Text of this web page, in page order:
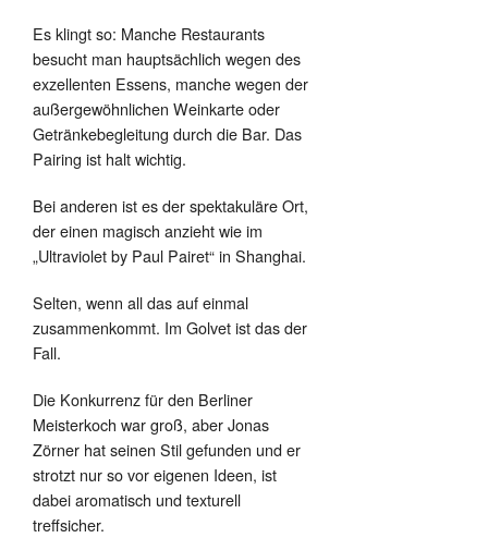
Es klingt so: Manche Restaurants
besucht man hauptsächlich wegen des
exzellenten Essens, manche wegen der
außergewöhnlichen Weinkarte oder
Getränkebegleitung durch die Bar. Das
Pairing ist halt wichtig.
Bei anderen ist es der spektakuläre Ort,
der einen magisch anzieht wie im
„Ultraviolet by Paul Pairet“ in Shanghai.
Selten, wenn all das auf einmal
zusammenkommt. Im Golvet ist das der
Fall.
Die Konkurrenz für den Berliner
Meisterkoch war groß, aber Jonas
Zörner hat seinen Stil gefunden und er
strotzt nur so vor eigenen Ideen, ist
dabei aromatisch und texturell
treffsicher.